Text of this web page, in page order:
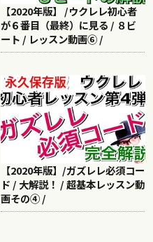
【2020年版】 /ウクレレ初心者
が６番目（最終）に見る / ８ビ
ート / レッスン動画⑥ /
【2020年版】/ガズレレ必須コー
ド / 大解説！ / 超基本レッスン動
画その④ /